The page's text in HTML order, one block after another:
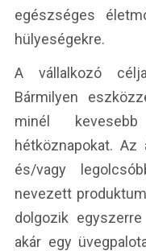
egészséges
hülyeségekre.
A vállalkozó
Bármilyen
minél
hétköznapokat. Az
és/vagy
nevezett
dolgozik
akár egy